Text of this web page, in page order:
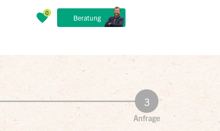
Beratung